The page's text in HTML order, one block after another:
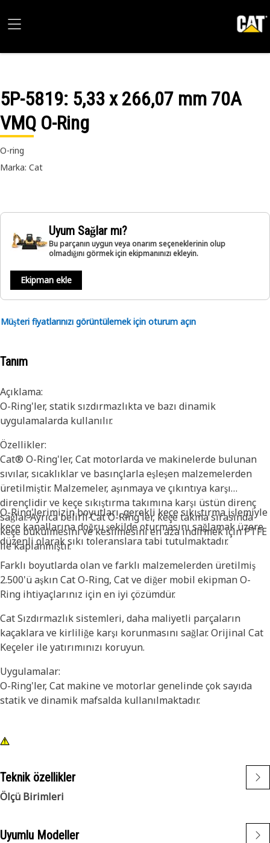
5P-5819: 5,33 x 266,07 mm 70A
VMQ O-Ring
O-ring
Marka: Cat
Uyum Sağlar mı?
Bu parçanın uygun veya onarım seçeneklerinin olup
olmadığını görmek için ekipmanınızı ekleyin.
Ekipman ekle
Müşteri fiyatlarınızı görüntülemek için oturum açın
Tanım
Açıklama:
O-Ring'ler, statik sızdırmazlıkta ve bazı dinamik
uygulamalarda kullanılır.
Özellikler:
Cat® O-Ring'ler, Cat motorlarda ve makinelerde bulunan
sıvılar, sıcaklıklar ve basınçlarla eşleşen malzemelerden
üretilmiştir. Malzemeler, aşınmaya ve çıkıntıya karşı
dirençlidir ve keçe sıkıştırma takımına karşı üstün direnç
sağlar. Ayrıca belirli Cat O-Ring'ler, keçe takma sırasında
keçe bükülmesini ve kesilmesini en aza indirmek için PTFE
ile kaplanmıştır.
O-Ring'lerimizin boyutları, gerekli keçe sıkıştırma işlemiyle
keçe kanallarına doğru şekilde oturmasını sağlamak üzere
düzenli olarak sıkı toleranslara tabi tutulmaktadır.
Farklı boyutlarda olan ve farklı malzemelerden üretilmiş
2.500'ü aşkın Cat O-Ring, Cat ve diğer mobil ekipman O-
Ring ihtiyaçlarınız için en iyi çözümdür.
Cat Sızdırmazlık sistemleri, daha maliyetli parçaların
kaçaklara ve kirliliğe karşı korunmasını sağlar. Orijinal Cat
Keçeler ile yatırımınızı koruyun.
Uygulamalar:
O-Ring'ler, Cat makine ve motorlar genelinde çok sayıda
statik ve dinamik mafsalda kullanılmaktadır.
Teknik özellikler
Ölçü Birimleri
Uyumlu Modeller